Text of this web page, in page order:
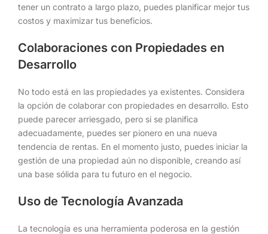
tener un contrato a largo plazo, puedes planificar mejor tus
costos y maximizar tus beneficios.
Colaboraciones con Propiedades en
Desarrollo
No todo está en las propiedades ya existentes. Considera
la opción de colaborar con propiedades en desarrollo. Esto
puede parecer arriesgado, pero si se planifica
adecuadamente, puedes ser pionero en una nueva
tendencia de rentas. En el momento justo, puedes iniciar la
gestión de una propiedad aún no disponible, creando así
una base sólida para tu futuro en el negocio.
Uso de Tecnología Avanzada
La tecnología es una herramienta poderosa en la gestión